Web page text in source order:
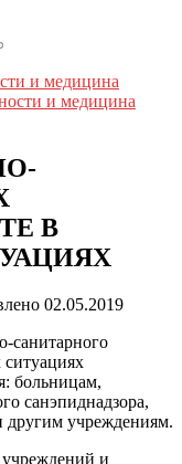
и медицина
и медицина
В
02.05.2019
санитарного
ситуациях
больницам,
санэпиднадзора,
другим учреждениям.
учреждений и